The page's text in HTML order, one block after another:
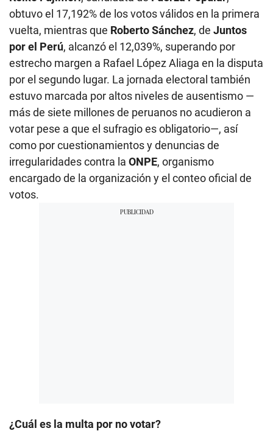
obtuvo el 17,192% de los votos válidos en la primera
vuelta, mientras que Roberto Sánchez, de Juntos
por el Perú, alcanzó el 12,039%, superando por
estrecho margen a Rafael López Aliaga en la disputa
por el segundo lugar. La jornada electoral también
estuvo marcada por altos niveles de ausentismo —
más de siete millones de peruanos no acudieron a
votar pese a que el sufragio es obligatorio—, así
como por cuestionamientos y denuncias de
irregularidades contra la ONPE, organismo
encargado de la organización y el conteo oficial de
votos.
¿Cuál es la multa por no votar?